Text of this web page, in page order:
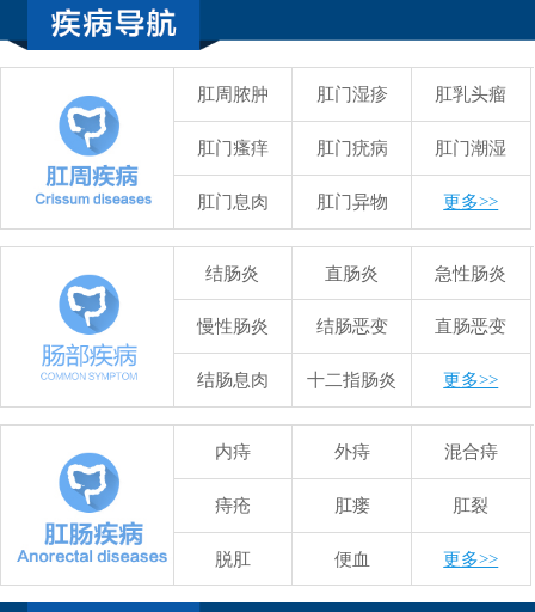
肛周脓肿 肛门湿疹 肛乳头瘤
肛门瘙痒 肛门疣病 肛门潮湿
肛门息肉 肛门异物 更多>>
结肠炎 直肠炎 急性肠炎
慢性肠炎 结肠恶变 直肠恶变
结肠息肉 十二指肠炎 更多>>
内痔 外痔 混合痔
痔疮 肛瘘 肛裂
脱肛 便血 更多>>